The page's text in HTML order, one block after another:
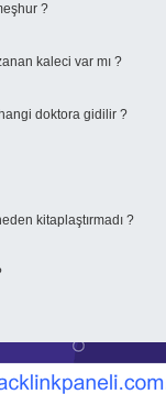
?
kaleci var mı ?
doktora gidilir ?
kitaplaştırmadı ?